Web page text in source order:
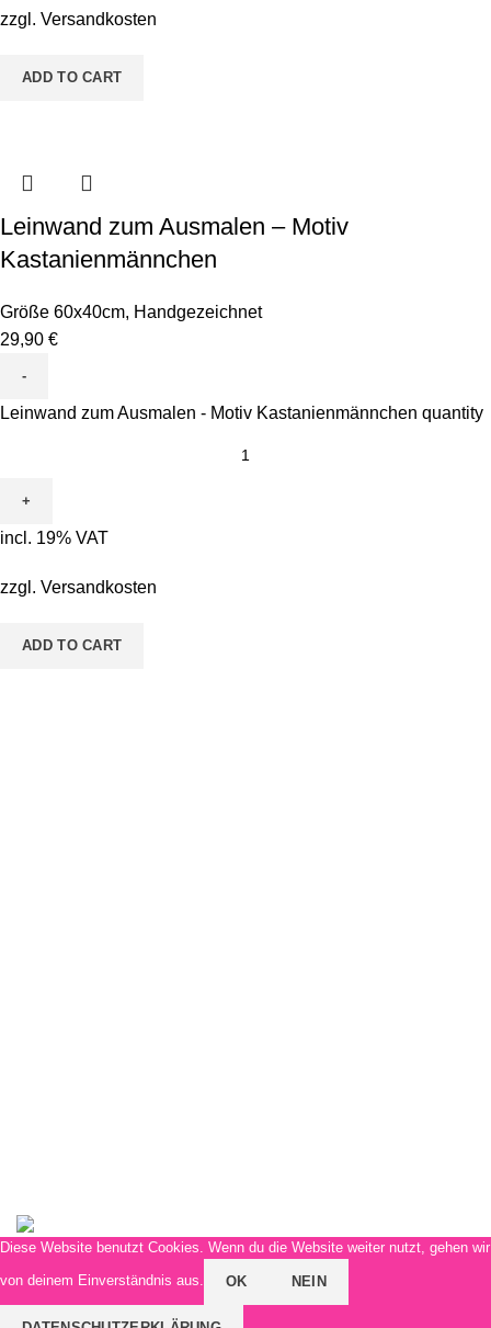
zzgl. Versandkosten
ADD TO CART
Leinwand zum Ausmalen – Motiv
Kastanienmännchen
Größe 60x40cm, Handgezeichnet
29,90 €
Leinwand zum Ausmalen - Motiv Kastanienmännchen quantity
incl. 19% VAT
zzgl. Versandkosten
ADD TO CART
Diese Website benutzt Cookies. Wenn du die Website weiter nutzt, gehen wir
von deinem Einverständnis aus. OK NEIN